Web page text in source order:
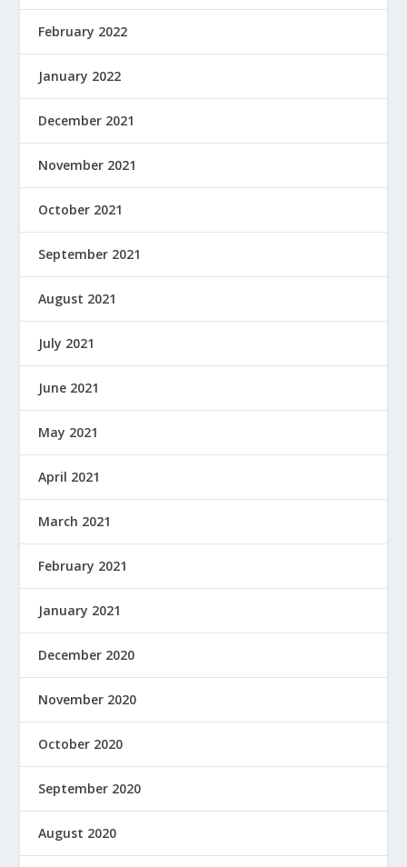
February 2022
January 2022
December 2021
November 2021
October 2021
September 2021
August 2021
July 2021
June 2021
May 2021
April 2021
March 2021
February 2021
January 2021
December 2020
November 2020
October 2020
September 2020
August 2020